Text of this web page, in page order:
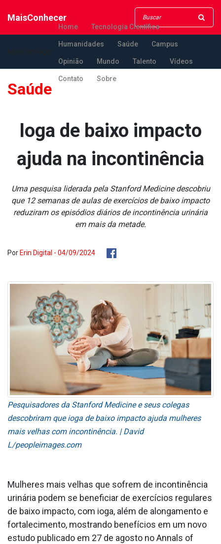
MaisConhecer
Home Tecnologia Científica
Humanidades Saúde Campus
Opinião Mundo Talento Vídeos
Contato Sobre
Saúde
Ioga de baixo impacto
ajuda na incontinência
Uma pesquisa liderada pela Stanford Medicine descobriu
que 12 semanas de aulas de exercícios de baixo impacto
reduziram os episódios diários de incontinência urinária
em mais da metade.
Por Erin Digital - 04/09/2024
Pesquisadores da Stanford Medicine e seus colegas
descobriram que ioga de baixo impacto ajuda mulheres
mais velhas com incontinência. | David
L/peopleimages.com
Mulheres mais velhas que sofrem de incontinência
urinária podem se beneficiar de exercícios regulares
de baixo impacto, com ioga, além de alongamento e
fortalecimento, mostrando benefícios em um novo
estudo publicado em 27 de agosto no Annals of